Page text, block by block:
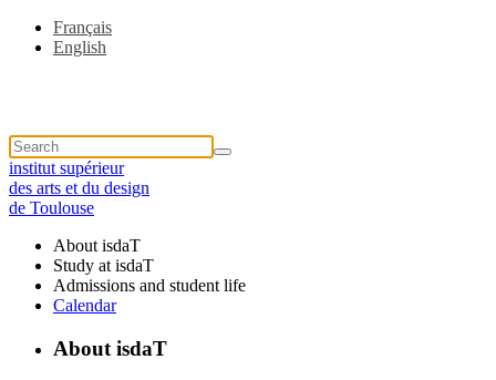
Français
English
institut supérieur
des arts et du design
de Toulouse
About isdaT
Study at isdaT
Admissions and student life
Calendar
About isdaT